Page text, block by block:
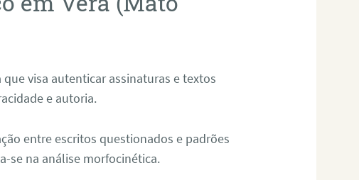
visa autenticar assinaturas e textos
e autoria.
entre escritos questionados e padrões
se na análise morfocinética.